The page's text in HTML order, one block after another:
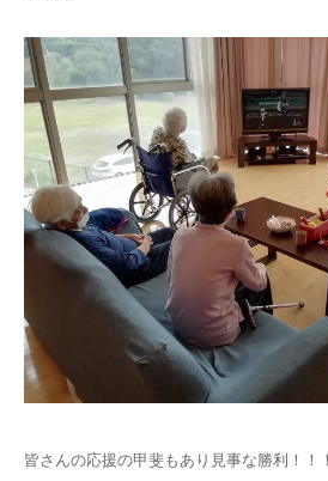
皆さんの応援の甲斐もあり見事な勝利！！！